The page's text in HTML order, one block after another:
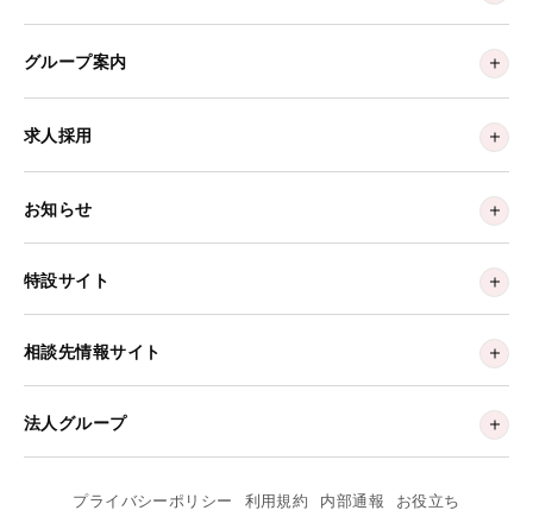
グループ案内
求人採用
お知らせ
特設サイト
相談先情報サイト
法人グループ
プライバシーポリシー 利用規約 内部通報 お役立ち